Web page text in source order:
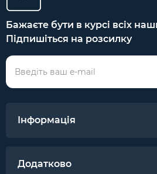
Бажаєте бути в курсі всіх
Підпишіться на розсилку
Інформація
Додатково